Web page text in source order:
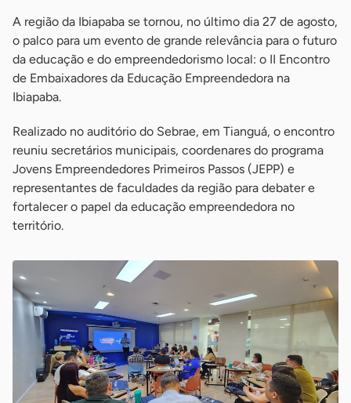
A região da Ibiapaba se tornou, no último dia 27 de agosto,
o palco para um evento de grande relevância para o futuro
da educação e do empreendedorismo local: o II Encontro
de Embaixadores da Educação Empreendedora na
Ibiapaba.
Realizado no auditório do Sebrae, em Tianguá, o encontro
reuniu secretários municipais, coordenares do programa
Jovens Empreendedores Primeiros Passos (JEPP) e
representantes de faculdades da região para debater e
fortalecer o papel da educação empreendedora no
território.